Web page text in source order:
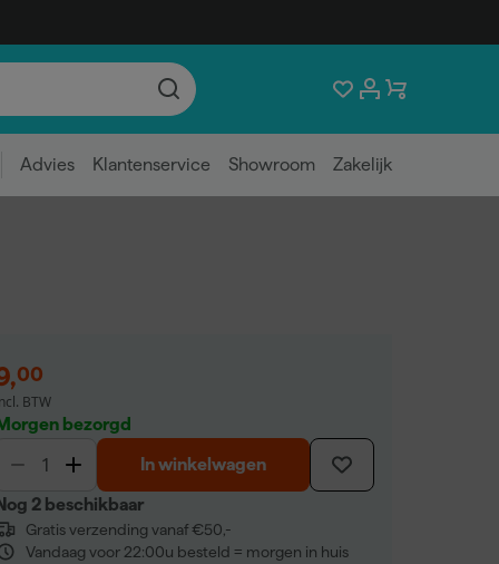
Advies Klantenservice Showroom Zakelijk
,00
BTW
bezorgd
In winkelwagen
2 beschikbaar
Gratis verzending vanaf €50,-
Vandaag voor 22:00u besteld = morgen in huis